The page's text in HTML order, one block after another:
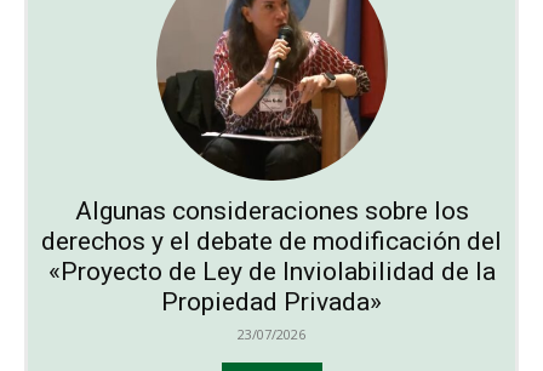
Algunas consideraciones sobre los
derechos y el debate de modificación del
«Proyecto de Ley de Inviolabilidad de la
Propiedad Privada»
23/07/2026